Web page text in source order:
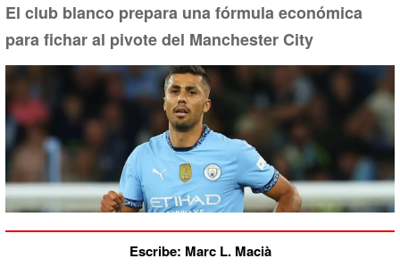
El club blanco prepara una fórmula económica
para fichar al pivote del Manchester City
Escribe: Marc L. Macià